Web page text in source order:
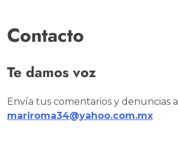
Contacto
Te damos voz
Envía tus comentarios y denuncias a
mariroma34@yahoo.com.mx